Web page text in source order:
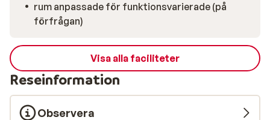
rum anpassade för funktionsvarierade (på
förfrågan)
Visa alla faciliteter
Reseinformation
Observera